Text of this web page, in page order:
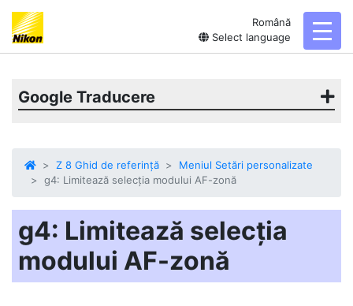
Română
Select language
Google Traducere
Z 8 Ghid de referință
Meniul Setări personalizate
g4: Limitează selecția modului AF-zonă
g4: Limitează selecția
modului AF-zonă